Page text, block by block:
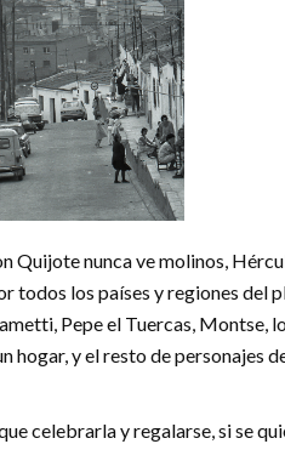
Quijote nunca ve molinos,
todos los países y regiones del
Pepe el Tuercas, Montse,
hogar, y el resto de personajes
celebrarla y regalarse, si se